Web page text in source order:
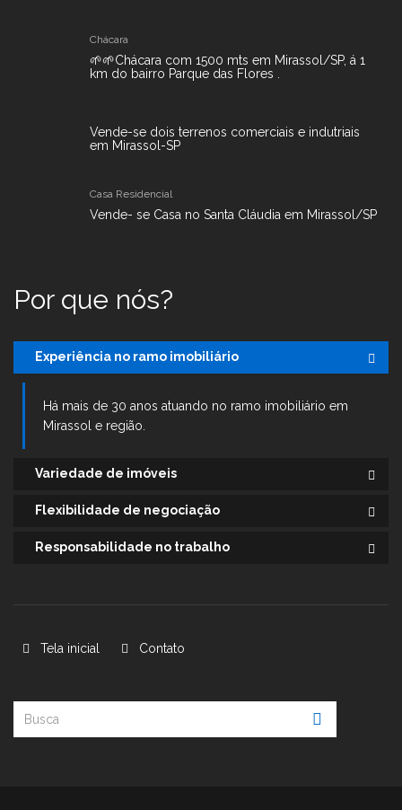
Chácara
🌱🌱Chácara com 1500 mts em Mirassol/SP, á 1
km do bairro Parque das Flores .
Vende-se dois terrenos comerciais e indutriais
em Mirassol-SP
Casa Residencial
Vende- se Casa no Santa Cláudia em Mirassol/SP
Por que nós?
Experiência no ramo imobiliário
Há mais de 30 anos atuando no ramo imobiliário em
Mirassol e região.
Variedade de imóveis
Flexibilidade de negociação
Responsabilidade no trabalho
Tela inicial Contato